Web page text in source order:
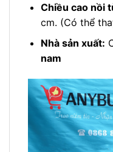
Chiều cao nồi
cm. (Có thể
Nhà sản xuất:
nam